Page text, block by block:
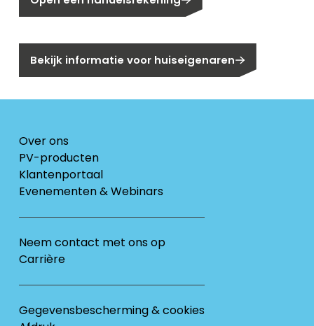
Bekijk informatie voor huiseigenaren
Over ons
PV-producten
Klantenportaal
Evenementen & Webinars
Neem contact met ons op
Carrière
Gegevensbescherming & cookies